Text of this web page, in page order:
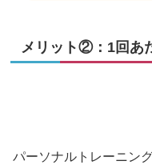
メリット②：1回あ
パーソナルトレーニン